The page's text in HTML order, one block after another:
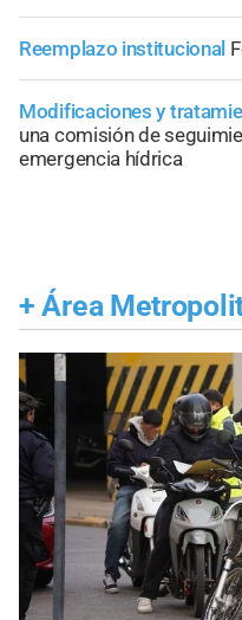
Reemplazo institucional
Modificaciones y
una comisión de
emergencia hídrica
+ Área